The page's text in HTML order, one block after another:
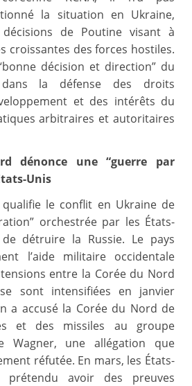
la situation en Ukraine,
de Poutine visant à
croissantes des forces hostiles.
décision et direction” du
la défense des droits
et des intérêts du
arbitraires et autoritaires
dénonce une “guerre par
Unis
le conflit en Ukraine de
orchestrée par les États-
détruire la Russie. Le pays
l’aide militaire occidentale
entre la Corée du Nord
sont intensifiées en janvier
a accusé la Corée du Nord de
et des missiles au groupe
Wagner, une allégation que
réfutée. En mars, les États-
avoir des preuves